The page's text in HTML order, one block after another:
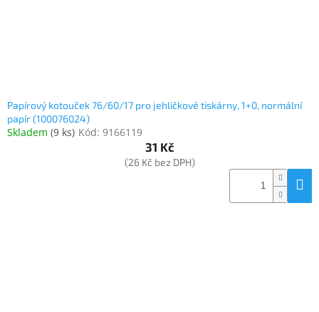
Papírový kotouček 76/60/17 pro jehličkové tiskárny, 1+0, normální
papír (100076024)
Skladem (9 ks) Kód: 9166119
31 Kč
(26 Kč bez DPH)